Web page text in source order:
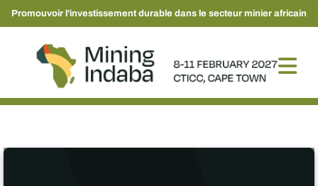
Promouvoir l'investissement durable dans le secteur minier africain